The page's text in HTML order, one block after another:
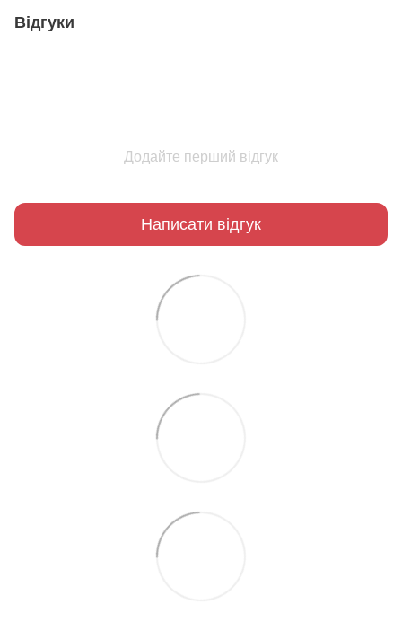
Відгуки
Додайте перший відгук
Написати відгук